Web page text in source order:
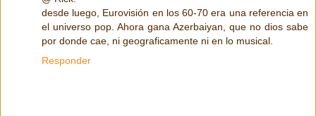
desde luego, Eurovisión en los 60-70 era una referencia en
el universo pop. Ahora gana Azerbaiyan, que no dios sabe
por donde cae, ni geograficamente ni en lo musical.
Responder